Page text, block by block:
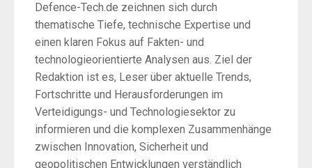
Defence-Tech.de zeichnen sich durch
thematische Tiefe, technische Expertise und
einen klaren Fokus auf Fakten- und
technologieorientierte Analysen aus. Ziel der
Redaktion ist es, Leser über aktuelle Trends,
Fortschritte und Herausforderungen im
Verteidigungs- und Technologiesektor zu
informieren und die komplexen Zusammenhänge
zwischen Innovation, Sicherheit und
geopolitischen Entwicklungen verständlich